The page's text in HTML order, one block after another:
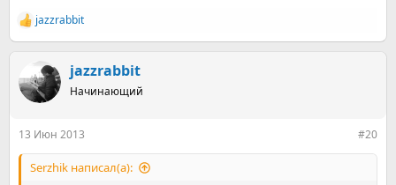
Р
е
ц
и
jazzrabbit
jazzrabbit
Начинающий
13 Июн 2013 #20
Serzhik написал(а):